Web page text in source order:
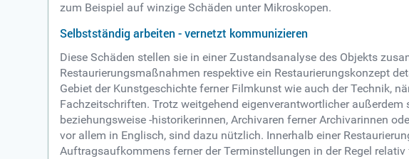
zum Beispiel auf winzige Schäden unter Mikroskopen.
Selbstständig arbeiten - vernetzt kommunizieren
Diese Schäden stellen sie in einer Zustandsanalyse des Objekts
Restaurierungsmaßnahmen respektive ein Restaurierungskonzept
Gebiet der Kunstgeschichte ferner Filmkunst wie auch der Technik,
Fachzeitschriften. Trotz weitgehend eigenverantwortlicher
beziehungsweise -historikerinnen, Archivaren ferner Archivarinnen
vor allem in Englisch, sind dazu nützlich. Innerhalb einer
Auftragsaufkommens ferner der Terminstellungen in der Regel